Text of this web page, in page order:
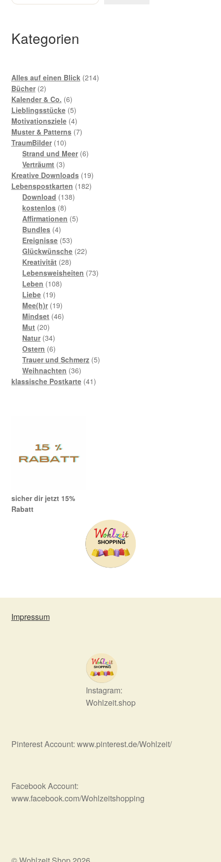
Kategorien
Alles auf einen Blick 214214
Bücher 22
Produkte
Kalender & Co. 66
Produkte
Lieblingsstücke 55
Produkte
Motivationsziele 44
Produkte
Muster & Patterns 77
TraumBilder 1010
Produkte
Strand und Meer 66
Verträumt 33
Produkte
Kreative Downloads 1919
Produkte
Lebenspostkarten 182182
Download 138138
kostenlos 88
Produkte
Affirmationen 55
Bundles 44
Produkte
Ereignisse 5353
Produkte
Glückwünsche 2222
Kreativität 2828
Produkte
Lebensweisheiten 7373
Leben 108108
Liebe 1919
Produkte
Mee(h)r 1919
Produkte
Mindset 4646
Mut 2020
Produkte
Natur 3434
Produkte
Ostern 66
Produkte
Trauer und Schmerz 55
Weihnachten 3636
Produkte
klassische Postkarte 4141
sicher dir jetzt 15%
Rabatt
Impressum
Instagram:
Wohlzeit.shop
Pinterest Account: www.pinterest.de/Wohlzeit/
Facebook Account:
www.facebook.com/Wohlzeitshopping